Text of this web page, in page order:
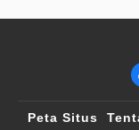
Peta Situs